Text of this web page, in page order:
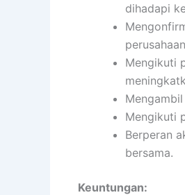
dihadapi
Mengikuti
Mengikuti
Berperan
bersama.
Keuntungan: